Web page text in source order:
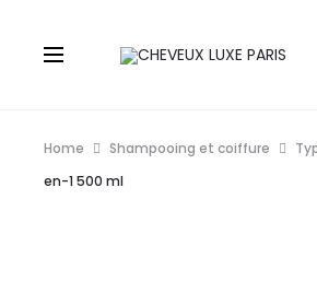
Home Shampooing et coiffure
en-1 500 ml